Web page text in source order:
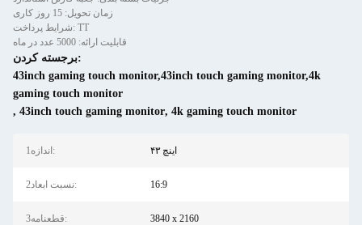
زمان تحویل: 15 روز کاری
شرایط پرداخت: TT
قابلیت ارائه: 5000 عدد در ماه
برجسته کردن:
43inch gaming touch monitor,43inch touch gaming monitor,4k
gaming touch monitor
, 43inch touch gaming monitor, 4k gaming touch monitor
1اندازه: ۴۳ اینچ
2نسبت ابعاد: 16:9
3قطعنامه: 3840 x 2160